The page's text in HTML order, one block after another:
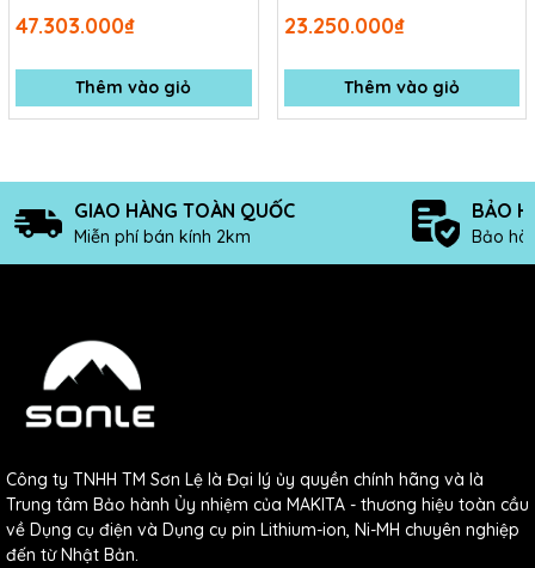
sạc
47.303.000₫
Thêm vào giỏ
23.250.000₫
Thêm vào giỏ
GIAO HÀNG TOÀN QUỐC
Miễn phí bán kính 2km
BẢO
Bảo
Công ty TNHH TM Sơn Lệ là Đại lý ủy quyền chính hãng và là
Trung tâm Bảo hành Ủy nhiệm của MAKITA - thương hiệu toàn cầu
về Dụng cụ điện và Dụng cụ pin Lithium-ion, Ni-MH chuyên nghiệp
đến từ Nhật Bản.